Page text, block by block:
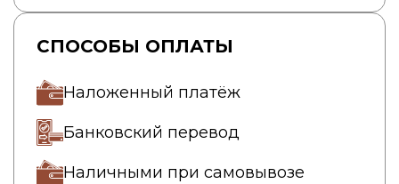
СПОСОБЫ ОПЛАТЫ
Наложенный платёж
Банковский перевод
Наличными при самовывозе